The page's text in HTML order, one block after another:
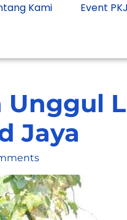
Kami Event PKJ
Unggul
Jaya